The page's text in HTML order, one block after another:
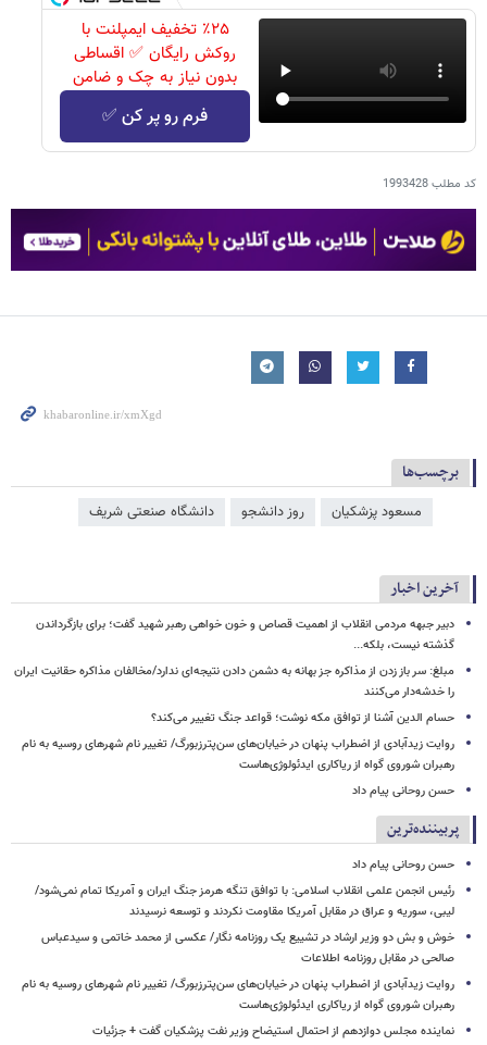
٪۲۵ تخفیف ایمپلنت با
روکش رایگان ✅ اقساطی
بدون نیاز به چک و ضامن
فرم رو پر کن ✅
کد مطلب1993428
برچسب‌ها
مسعود پزشکیان روز دانشجو دانشگاه صنعتی شریف
آخرین اخبار
دبیر جبهه مردمی انقلاب از اهمیت قصاص و خون خواهی رهبر شهید گفت؛ برای بازگرداندن
گذشته نیست، بلکه...
مبلغ: سر باز زدن از مذاکره‌ جز بهانه به دشمن دادن نتیجه‌ای ندارد/مخالفان مذاکره حقانیت ایران
را خدشه‌دار می‌کنند
حسام الدین آشنا از توافق مکه نوشت؛ قواعد جنگ تغییر می‌کند؟
روایت زیدآبادی از اضطراب پنهان در خیابان‌های سن‌پترزبورگ/ تغییر نام شهرهای روسیه به نام
رهبران شوروی گواه از ریاکاری ایدئولوژی‌هاست
حسن روحانی پیام داد
پربیننده‌ترین
حسن روحانی پیام داد
رئیس انجمن علمی انقلاب اسلامی: با توافق تنگه هرمز جنگ ایران و آمریکا تمام نمی‌شود/
لیبی، سوریه و عراق در مقابل آمریکا مقاومت نکردند و توسعه نرسیدند
خوش و بش دو وزیر ارشاد در تشییع یک روزنامه نگار/ عکسی از محمد خاتمی و سیدعباس
صالحی در مقابل روزنامه اطلاعات
روایت زیدآبادی از اضطراب پنهان در خیابان‌های سن‌پترزبورگ/ تغییر نام شهرهای روسیه به نام
رهبران شوروی گواه از ریاکاری ایدئولوژی‌هاست
نماینده مجلس دوازدهم از احتمال استیضاح وزیر نفت پزشکیان گفت + جزئیات